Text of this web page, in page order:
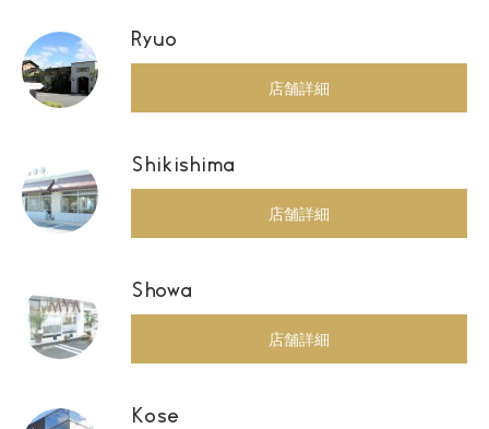
Ryuo
店舗詳細
Shikishima
店舗詳細
Showa
店舗詳細
Kose